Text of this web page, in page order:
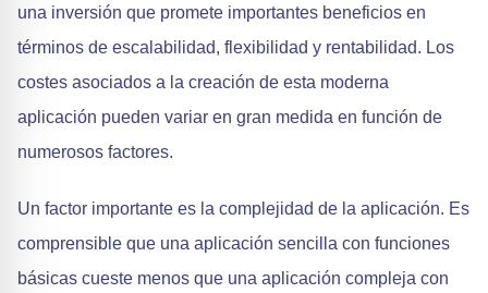
una inversión que promete importantes beneficios en
términos de escalabilidad, flexibilidad y rentabilidad. Los
costes asociados a la creación de esta moderna
aplicación pueden variar en gran medida en función de
numerosos factores.
Un factor importante es la complejidad de la aplicación. Es
comprensible que una aplicación sencilla con funciones
básicas cueste menos que una aplicación compleja con